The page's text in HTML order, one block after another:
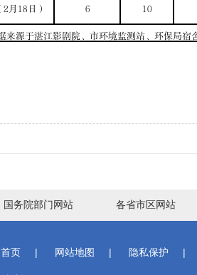
国务院部门网站 各省市区网站
首页 | 网站地图 | 隐私保护 |